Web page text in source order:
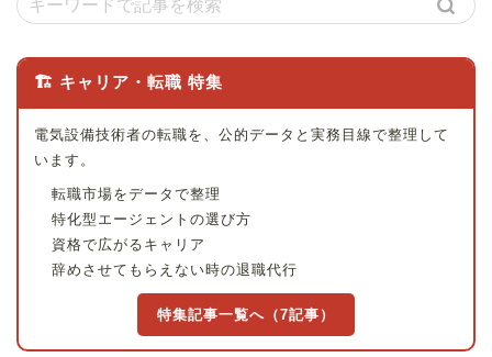
🏗 キャリア・転職 特集
電気設備技術者の転職を、公的データと実務目線で整理して
います。
転職市場をデータで整理
特化型エージェントの選び方
資格で広がるキャリア
辞めさせてもらえない時の退職代行
特集記事一覧へ（7記事）